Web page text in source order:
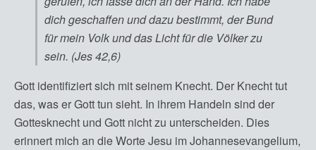
dich geschaffen und dazu bestimmt, der Bund
für mein Volk und das Licht für die Völker zu
sein. (Jes 42,6)
Gott identifiziert sich mit seinem Knecht. Der Knecht tut
das, was er Gott tun sieht. In ihrem Handeln sind der
Gottesknecht und Gott nicht zu unterscheiden. Dies
erinnert mich an die Worte Jesu im Johannesevangelium,